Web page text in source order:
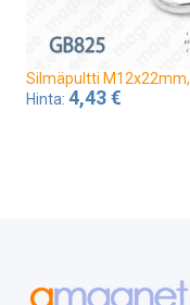
Silmäpultti
Hinta: 4,43 €